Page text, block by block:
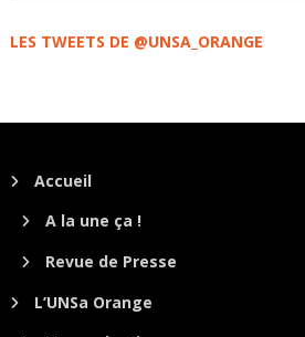
LES TWEETS DE @UNSA_ORANGE
Accueil
A la une ça !
Revue de Presse
L’UNSa Orange